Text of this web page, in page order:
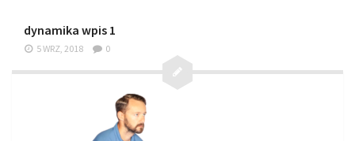
Baza ćwiczeń
Pro Training
Aplikacja Pro Training – Trening Piłkarski
Plan treningowy “Piłkarski W-F w domu”
dynamika wpis 1
5 WRZ, 2018 0